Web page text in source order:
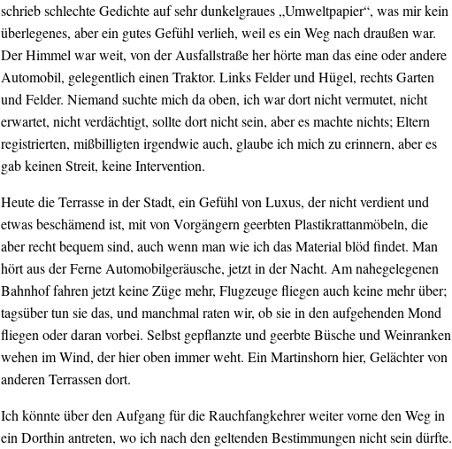
schrieb schlechte Gedichte auf sehr dunkelgraues „Umweltpapier“, was mir kein
überlegenes, aber ein gutes Gefühl verlieh, weil es ein Weg nach draußen war.
Der Himmel war weit, von der Ausfallstraße her hörte man das eine oder andere
Automobil, gelegentlich einen Traktor. Links Felder und Hügel, rechts Garten
und Felder. Niemand suchte mich da oben, ich war dort nicht vermutet, nicht
erwartet, nicht verdächtigt, sollte dort nicht sein, aber es machte nichts; Eltern
registrierten, mißbilligten irgendwie auch, glaube ich mich zu erinnern, aber es
gab keinen Streit, keine Intervention.
Heute die Terrasse in der Stadt, ein Gefühl von Luxus, der nicht verdient und
etwas beschämend ist, mit von Vorgängern geerbten Plastikrattanmöbeln, die
aber recht bequem sind, auch wenn man wie ich das Material blöd findet. Man
hört aus der Ferne Automobilgeräusche, jetzt in der Nacht. Am nahegelegenen
Bahnhof fahren jetzt keine Züge mehr, Flugzeuge fliegen auch keine mehr über;
tagsüber tun sie das, und manchmal raten wir, ob sie in den aufgehenden Mond
fliegen oder daran vorbei. Selbst gepflanzte und geerbte Büsche und Weinranken
wehen im Wind, der hier oben immer weht. Ein Martinshorn hier, Gelächter von
anderen Terrassen dort.
Ich könnte über den Aufgang für die Rauchfangkehrer weiter vorne den Weg in
ein Dorthin antreten, wo ich nach den geltenden Bestimmungen nicht sein dürfte.